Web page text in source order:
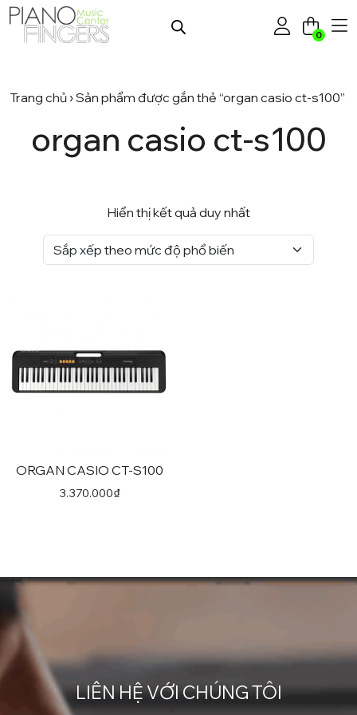
0
Trang chủ › Sản phẩm được gắn thẻ “organ casio ct-s100”
organ casio ct-s100
Hiển thị kết quả duy nhất
Sản
thể.
tùy
chọn
có
ORGAN CASIO CT-S100
3.370.000₫
LIÊN HỆ VỚI CHÚNG TÔI